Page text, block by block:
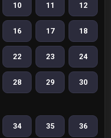
10 11 12
16 17 18
22 23 24
28 29 30
34 35 36